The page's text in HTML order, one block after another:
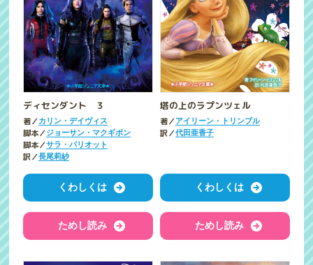
ディセンダント ３
著／カリン・デイヴィス
脚本／ジョーサン・マクギボン
脚本／サラ・パリオット
訳／長尾莉紗
くわしくは
ためし読み
塔の上のラプンツェル
著／アイリーン・トリンブル
訳／代田亜香子
くわしくは
ためし読み